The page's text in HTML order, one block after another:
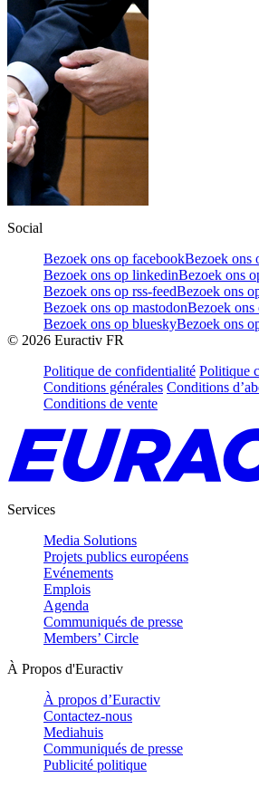
Social
Bezoek ons op facebookBezoek ons
Bezoek ons op linkedinBezoek ons
Bezoek ons op rss-feedBezoek ons
Bezoek ons op mastodonBezoek ons
Bezoek ons op blueskyBezoek ons
© 2026 Euractiv FR
Politique de confidentialité Politique
Conditions générales Conditions
Conditions de vente
Services
Media Solutions
Projets publics européens
Evénements
Emplois
Agenda
Communiqués de presse
Members’ Circle
À Propos d'Euractiv
À propos d’Euractiv
Contactez-nous
Mediahuis
Communiqués de presse
Publicité politique